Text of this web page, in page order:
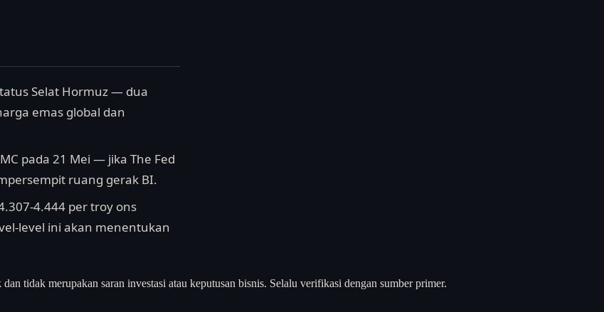
Selat Hormuz — dua
emas global dan
pada 21 Mei — jika The Fed
ruang gerak BI.
4.444 per troy ons
level ini akan menentukan
tidak merupakan saran investasi atau keputusan bisnis. Selalu verifikasi dengan sumber primer.